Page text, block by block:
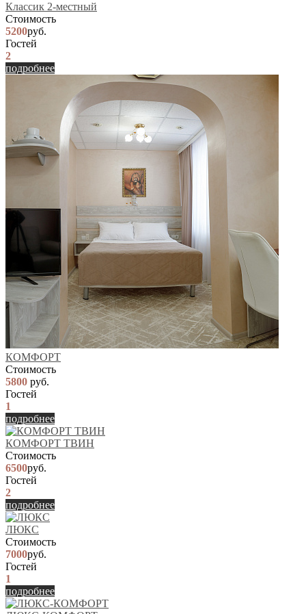
Классик 2-местный
Стоимость
5200руб.
Гостей
2
подробнее
КОМФОРТ
Стоимость
5800 руб.
Гостей
1
подробнее
КОМФОРТ ТВИН
Стоимость
6500руб.
Гостей
2
подробнее
ЛЮКС
Стоимость
7000руб.
Гостей
1
подробнее